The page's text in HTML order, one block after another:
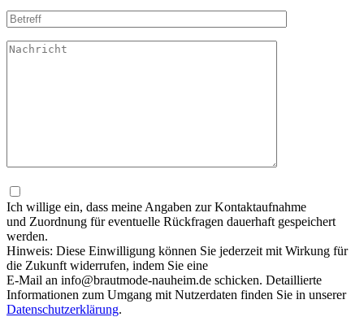
Bitte lasse dieses Feld leer.
Ich willige ein, dass meine Angaben zur Kontaktaufnahme
und Zuordnung für eventuelle Rückfragen dauerhaft gespeichert
werden.
Hinweis: Diese Einwilligung können Sie jederzeit mit Wirkung für
die Zukunft widerrufen, indem Sie eine
E-Mail an info@brautmode-nauheim.de schicken. Detaillierte
Informationen zum Umgang mit Nutzerdaten finden Sie in unserer
Datenschutzerklärung.